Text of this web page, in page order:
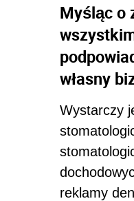
Myśląc o
własny
Wystarczy
reklamy